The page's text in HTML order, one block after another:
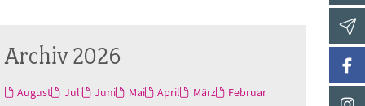
Archiv 2026
August Juli Juni Mai April März
Februar